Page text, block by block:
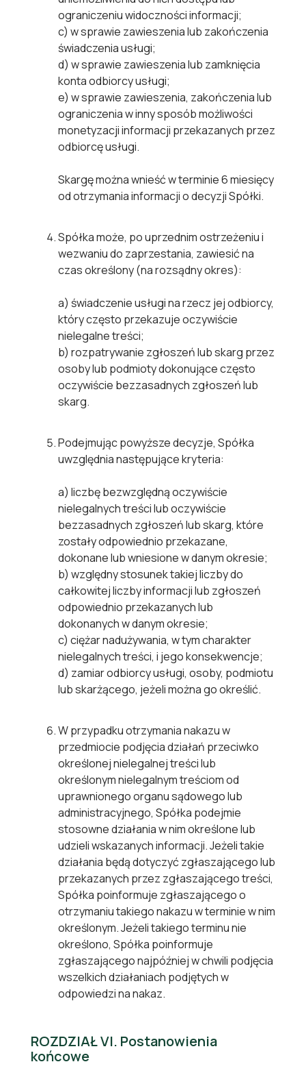
ograniczeniu widoczności informacji;
c) w sprawie zawieszenia lub zakończenia
świadczenia usługi;
d) w sprawie zawieszenia lub zamknięcia
konta odbiorcy usługi;
e) w sprawie zawieszenia, zakończenia lub
ograniczenia w inny sposób możliwości
monetyzacji informacji przekazanych przez
odbiorcę usługi.
Skargę można wnieść w terminie 6 miesięcy
od otrzymania informacji o decyzji Spółki.
Spółka może, po uprzednim ostrzeżeniu i
wezwaniu do zaprzestania, zawiesić na
czas określony (na rozsądny okres):
a) świadczenie usługi na rzecz jej odbiorcy,
który często przekazuje oczywiście
nielegalne treści;
b) rozpatrywanie zgłoszeń lub skarg przez
osoby lub podmioty dokonujące często
oczywiście bezzasadnych zgłoszeń lub
skarg.
Podejmując powyższe decyzje, Spółka
uwzględnia następujące kryteria:
a) liczbę bezwzględną oczywiście
nielegalnych treści lub oczywiście
bezzasadnych zgłoszeń lub skarg, które
zostały odpowiednio przekazane,
dokonane lub wniesione w danym okresie;
b) względny stosunek takiej liczby do
całkowitej liczby informacji lub zgłoszeń
odpowiednio przekazanych lub
dokonanych w danym okresie;
c) ciężar nadużywania, w tym charakter
nielegalnych treści, i jego konsekwencje;
d) zamiar odbiorcy usługi, osoby, podmiotu
lub skarżącego, jeżeli można go określić.
W przypadku otrzymania nakazu w
przedmiocie podjęcia działań przeciwko
określonej nielegalnej treści lub
określonym nielegalnym treściom od
uprawnionego organu sądowego lub
administracyjnego, Spółka podejmie
stosowne działania w nim określone lub
udzieli wskazanych informacji. Jeżeli takie
działania będą dotyczyć zgłaszającego lub
przekazanych przez zgłaszającego treści,
Spółka poinformuje zgłaszającego o
otrzymaniu takiego nakazu w terminie w nim
określonym. Jeżeli takiego terminu nie
określono, Spółka poinformuje
zgłaszającego najpóźniej w chwili podjęcia
wszelkich działaniach podjętych w
odpowiedzi na nakaz.
ROZDZIAŁ VI. Postanowienia
końcowe